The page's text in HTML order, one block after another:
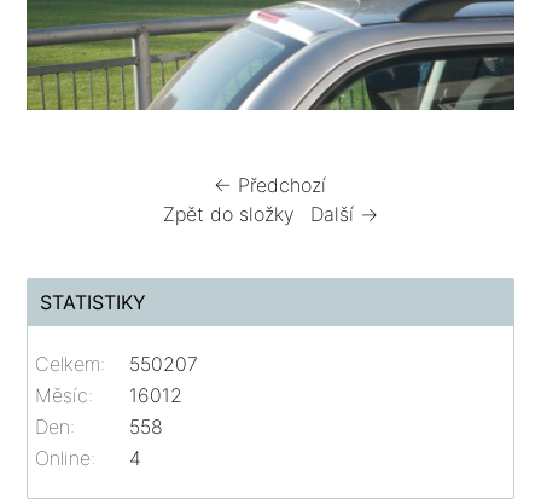
← Předchozí
Zpět do složky
Další →
STATISTIKY
Online: 4
Celkem:
550207
Měsíc:
16012
Den:
558